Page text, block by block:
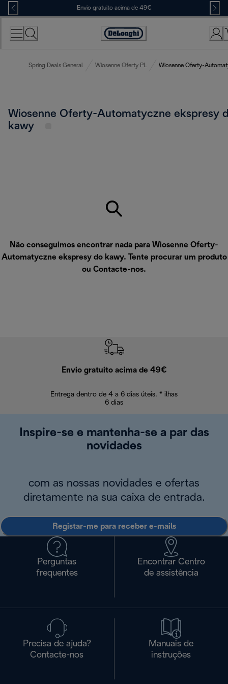
Skip
to
Content
Envio gratuito acima de 49€
Accessibility
Spring Deals General Wiosenne Oferty PL Wiosenne Oferty-
Wiosenne Oferty-Automatyczne ekspresy
kawy
Não conseguimos encontrar nada para Wiosenne Oferty-
Automatyczne ekspresy do kawy. Tente procurar um produto
ou Contacte-nos.
Envio gratuito acima de 49€
Entrega dentro de 4 a 6 dias úteis. * ilhas
6 dias
Inspire-se e mantenha-se a par das
novidades
com as nossas novidades e ofertas
diretamente na sua caixa de entrada.
Registar-me para receber e-mails
Perguntas
frequentes
Encontrar Centro
de assistência
Precisa de ajuda?
Contacte-nos
Manuais de
instruções